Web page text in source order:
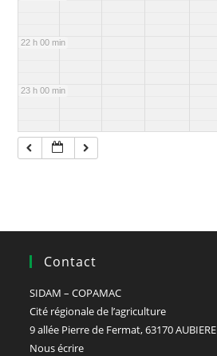
22 h 00 min
23 h 00 min
Contact
SIDAM – COPAMAC
Cité régionale de l’agriculture
9 allée Pierre de Fermat, 63170 AUBIERE
Nous écrire